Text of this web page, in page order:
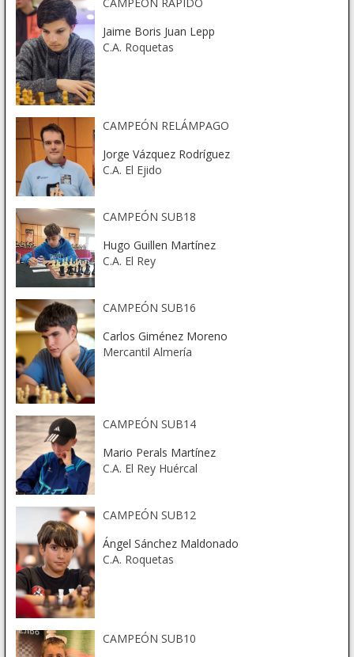
Jaime Boris Juan Lepp
C.A. Roquetas
CAMPEÓN RELÁMPAGO
Jorge Vázquez Rodríguez
C.A. El Ejido
CAMPEÓN SUB18
Hugo Guillen Martínez
C.A. El Rey
CAMPEÓN SUB16
Carlos Giménez Moreno
Mercantil Almería
CAMPEÓN SUB14
Mario Perals Martínez
C.A. El Rey Huércal
CAMPEÓN SUB12
Ángel Sánchez Maldonado
C.A. Roquetas
CAMPEÓN SUB10